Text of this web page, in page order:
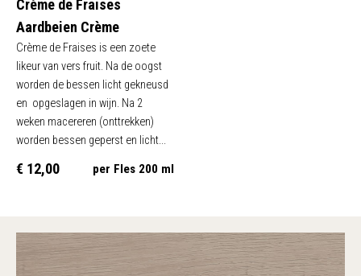
Crème de Fraises
Aardbeien Crème
Crème de Fraises is een zoete
likeur van vers fruit. Na de oogst
worden de bessen licht gekneusd
en opgeslagen in wijn. Na 2
weken macereren (onttrekken)
worden bessen geperst en licht...
€ 12,00 per Fles 200 ml